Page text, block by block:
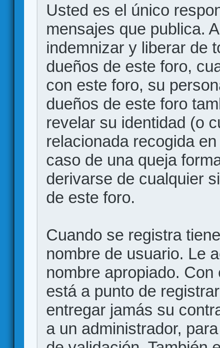
Usted es el único
mensajes que publica.
indemnizar y liberar de
dueños de este foro,
con este foro, su
dueños de este foro
revelar su identidad (o
relacionada recogida
caso de una queja
derivarse de cualquier
de este foro.
Cuando se registra
nombre de usuario. Le
nombre apropiado.
está a punto de
entregar jamás su
a un administrador,